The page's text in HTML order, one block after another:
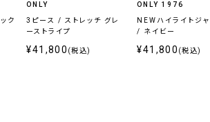
ク
ONLY
3ピース / ストレッチ グレ
ーストライプ
¥41,800 (税込)
ONLY 1976
NEWハイライトジ
/ ネイビー
¥41,800 (税込)